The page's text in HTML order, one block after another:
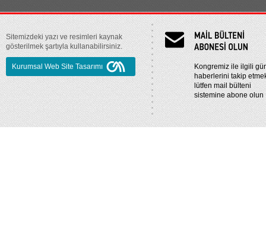
Sitemizdeki yazı ve resimleri kaynak
gösterilmek şartıyla kullanabilirsiniz.
Kurumsal Web Site Tasarımı
Kongremiz ile ilgili
haberlerini takip
lütfen mail bülteni
sistemine abone olun